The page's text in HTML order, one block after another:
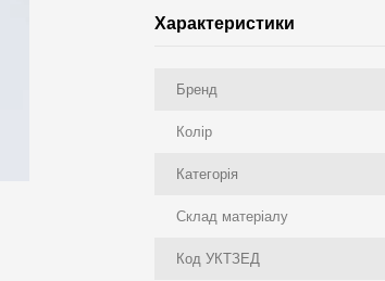
Характеристики
Бренд
Колір
Категорія
Склад матеріалу
Код УКТЗЕД